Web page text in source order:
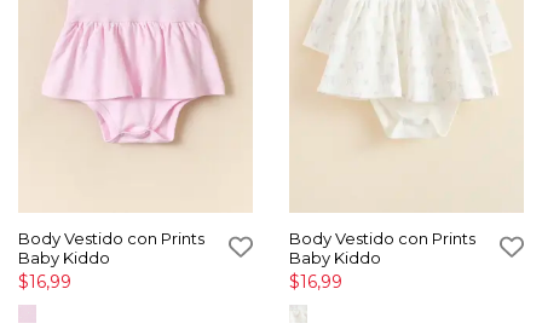
Body Vestido con Prints
Baby Kiddo
$16,99
Body Vestido con Prints
Baby Kiddo
$16,99